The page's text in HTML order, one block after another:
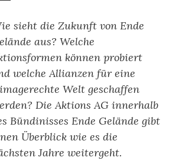
sieht die Zukunft von Ende
aus? Welche
können probiert
welche Allianzen für eine
Welt geschaffen
Die Aktions AG innerhalb
Bündinisses Ende Gelände gibt
Überblick wie es die
Jahre weitergeht.